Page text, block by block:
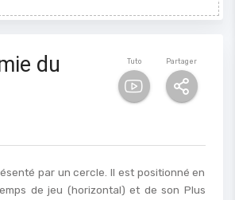
Partager
Tuto
du
par un cercle. Il est positionné en
de jeu (horizontal) et de son Plus